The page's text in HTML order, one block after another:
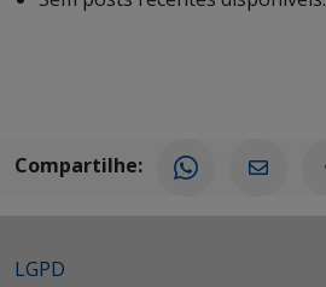
Compartilhe:
LGPD